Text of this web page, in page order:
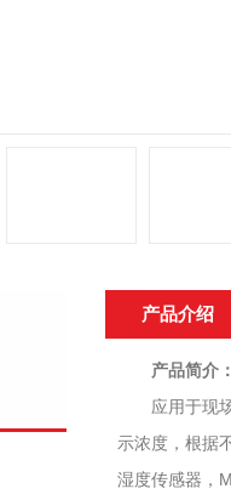
产品介绍
产品简介
应用于现场
示浓度，根据
湿度传感器，